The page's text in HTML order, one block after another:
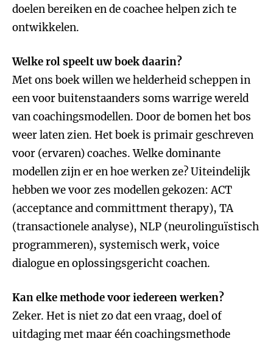
doelen bereiken en de coachee helpen zich te
ontwikkelen.
Welke rol speelt uw boek daarin?
Met ons boek willen we helderheid scheppen in
een voor buitenstaanders soms warrige wereld
van coachingsmodellen. Door de bomen het bos
weer laten zien. Het boek is primair geschreven
voor (ervaren) coaches. Welke dominante
modellen zijn er en hoe werken ze? Uiteindelijk
hebben we voor zes modellen gekozen: ACT
(acceptance and committment therapy), TA
(transactionele analyse), NLP (neurolinguïstisch
programmeren), systemisch werk, voice
dialogue en oplossingsgericht coachen.
Kan elke methode voor iedereen werken?
Zeker. Het is niet zo dat een vraag, doel of
uitdaging met maar één coachingsmethode